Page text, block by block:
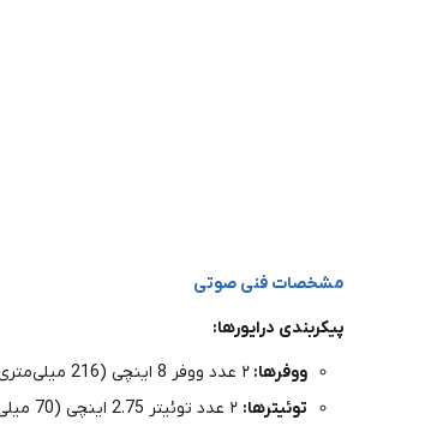
مشخصات فنی صوتی
پیکربندی درایورها:
ووفرها: ۲ عدد ووفر 8 اینچی (216 میلی‌متری)
توئیترها: